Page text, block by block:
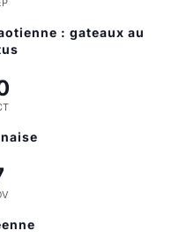
: gateaux au